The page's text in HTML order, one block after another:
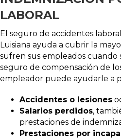
LABORAL
El seguro de accidentes
Luisiana ayuda a cubrir la
sufren sus empleados cuando
seguro de compensación de
empleador puede ayudarle a
Accidentes o lesiones
Salarios perdidos,
prestaciones de
Prestaciones por